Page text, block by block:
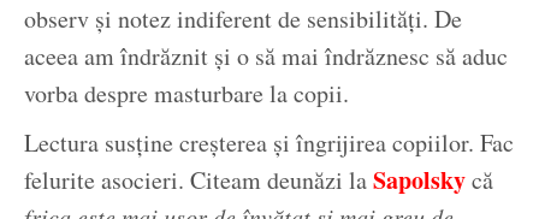
observ și notez indiferent de sensibilități. De
aceea am îndrăznit și o să mai îndrăznesc să aduc
vorba despre masturbare la copii.
Lectura susține creșterea și îngrijirea copiilor. Fac
felurite asocieri. Citeam deunăzi laSapolskycă